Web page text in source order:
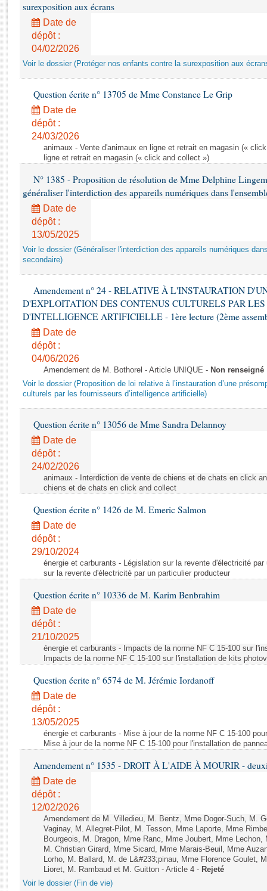
Rapports d'enquête
Rapports législatifs
Rapports sur l'application des lois
Baromètre de l’application des lois
Dossiers législatifs
Budget et sécurité sociale
Questions écrites et orales
Comptes rendus des débats
surexposition aux écrans
Date de
dépôt :
04/02/2026
Voir le dossier (Protéger nos enfants contre la surexposition aux
Question écrite n° 13705 de Mme Constance Le Grip
Date de
dépôt :
24/03/2026
animaux - Vente d'animaux en ligne et retrait en magasin («
ligne et retrait en magasin (« click and collect »)
N° 1385 - Proposition de résolution de Mme Delphine
généraliser l'interdiction des appareils numériques dans
Date de
dépôt :
13/05/2025
Voir le dossier (Généraliser l'interdiction des appareils numériques
secondaire)
Amendement n° 24 - RELATIVE À L'INSTAURATION
D'EXPLOITATION DES CONTENUS CULTURELS PAR LES
D'INTELLIGENCE ARTIFICIELLE - 1ère lecture (2ème
Date de
dépôt :
04/06/2026
Amendement de M. Bothorel - Article UNIQUE - Non renseigné
Voir le dossier (Proposition de loi relative à l’instauration d’une
culturels par les fournisseurs d’intelligence artificielle)
Question écrite n° 13056 de Mme Sandra Delannoy
Date de
dépôt :
24/02/2026
animaux - Interdiction de vente de chiens et de chats en click
chiens et de chats en click and collect
Question écrite n° 1426 de M. Emeric Salmon
Date de
dépôt :
29/10/2024
énergie et carburants - Législation sur la revente d'électricité
sur la revente d'électricité par un particulier producteur
Question écrite n° 10336 de M. Karim Benbrahim
Date de
dépôt :
21/10/2025
énergie et carburants - Impacts de la norme NF C 15-100 sur
Impacts de la norme NF C 15-100 sur l'installation de kits
Question écrite n° 6574 de M. Jérémie Iordanoff
Date de
dépôt :
13/05/2025
énergie et carburants - Mise à jour de la norme NF C 15-100
Mise à jour de la norme NF C 15-100 pour l'installation de
Amendement n° 1535 - DROIT À L'AIDE À MOURIR -
Date de
dépôt :
12/02/2026
Amendement de M. Villedieu, M. Bentz, Mme Dogor-Such, M.
Vaginay, M. Allegret-Pilot, M. Tesson, Mme Laporte, Mme
Bourgeois, M. Dragon, Mme Ranc, Mme Joubert, Mme
M. Christian Girard, Mme Sicard, Mme Marais-Beuil, Mme
Lorho, M. Ballard, M. de L&#233;pinau, Mme Florence Goulet,
Lioret, M. Rambaud et M. Guitton - Article 4 - Rejeté
Voir le dossier (Fin de vie)